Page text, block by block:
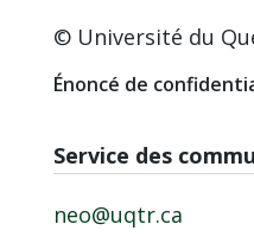
© Université du
Énoncé de
Service des
neo@uqtr.ca